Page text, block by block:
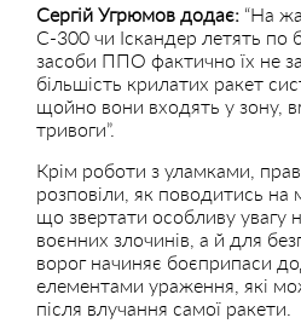
Сергій Угрюмов додає: “На
С-300 чи Іскандер летять по
засоби ППО фактично їх не
більшість крилатих ракет
щойно вони входять у зону,
тривоги”.
Крім роботи з уламками,
розповіли, як поводитись на
що звертати особливу увагу
воєнних злочинів, а й для
ворог начиняє боєприпаси
елементами ураження, які
після влучання самої ракети.